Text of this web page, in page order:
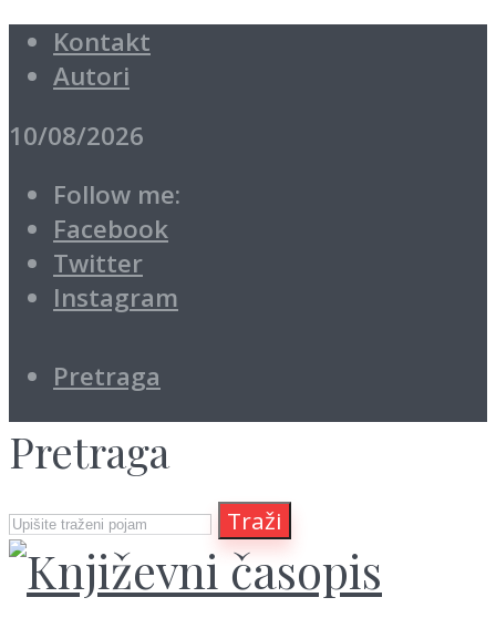
Kontakt
Autori
10/08/2026
Follow me:
Facebook
Twitter
Instagram
Pretraga
Pretraga
Traži